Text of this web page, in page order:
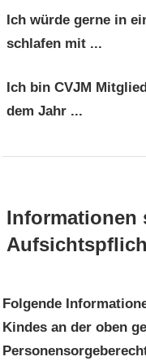
Ich würde gerne in
schlafen mit ...
Ich bin CVJM
dem Jahr ...
Informationen
Folgende
Kindes an der oben